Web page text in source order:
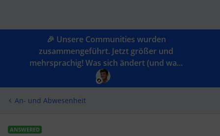
🎉 Unsere Communities wurden
zusammengeführt. Jetzt größer und
mehrsprachig! Was sich ändert (und wa...
An- und Abwesenheit
ANSWERED